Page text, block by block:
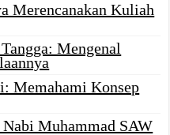
Merencanakan Kuliah
Mengenal
Memahami Konsep
Muhammad SAW